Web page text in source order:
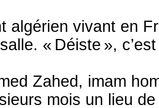
algérien vivant en
« Déiste »,
Zahed, imam
mois un lieu